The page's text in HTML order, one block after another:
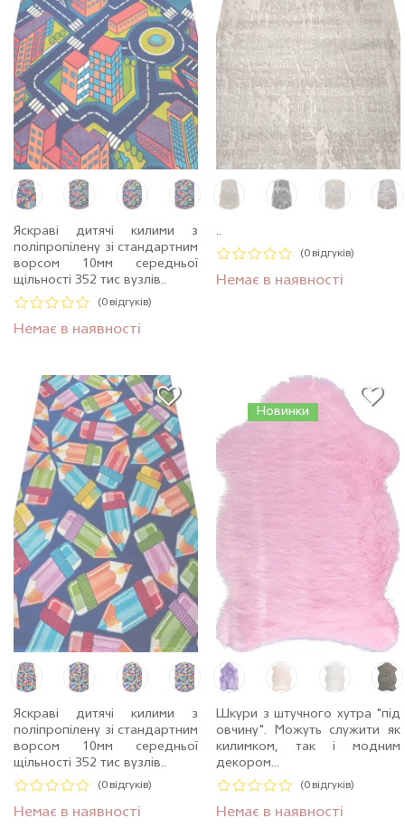
Яскраві дитячі килими з
поліпропілену зі стандартним
ворсом 10мм середньої
щільності 352 тис вузлів..
(0 відгуків)
Немає в наявності
..
(0 відгуків)
Немає в наявності
Яскраві дитячі килими з
поліпропілену зі стандартним
ворсом 10мм середньої
щільності 352 тис вузлів..
(0 відгуків)
Немає в наявності
Новинки
Шкури з штучного хутра "під
овчину". Можуть служити як
килимком, так і модним
декором...
(0 відгуків)
Немає в наявності